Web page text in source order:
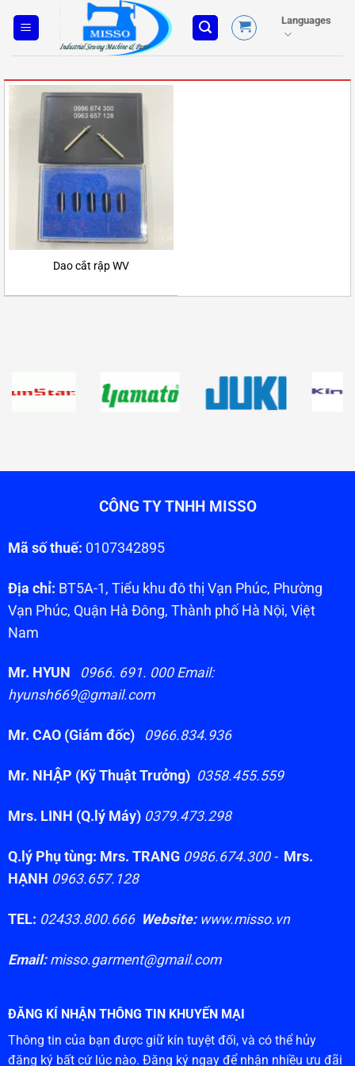
Languages
Dao cắt rập WV
CÔNG TY TNHH MISSO
Mã số thuế: 0107342895
Địa chỉ: BT5A-1, Tiểu khu đô thị Vạn Phúc, Phường
Vạn Phúc, Quận Hà Đông, Thành phố Hà Nội, Việt
Nam
Mr. HYUN
0966. 691. 000 Email:
hyunsh669@gmail.com
Mr. CAO (Giám đốc) 0966.834.936
Mr. NHẬP (Kỹ Thuật Trưởng) 0358.455.559
Mrs. LINH (Q.lý Máy) 0379.473.298
Q.lý Phụ tùng: Mrs. TRANG 0986.674.300 - Mrs.
HẠNH 0963.657.128
TEL: 02433.800.666 Website:www.misso.vn
Email:misso.garment@gmail.com
ĐĂNG KÍ NHẬN THÔNG TIN KHUYẾN MẠI
Thông tin của bạn được giữ kín tuyệt đối, và có thể hủy
đăng ký bất cứ lúc nào. Đăng ký ngay để nhận nhiều ưu đãi